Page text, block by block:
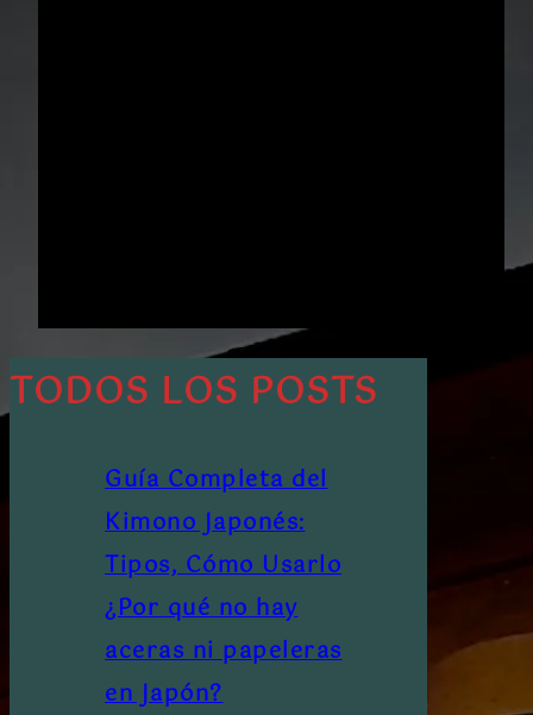
TODOS LOS POSTS
Guía Completa del
Kimono Japonés:
Tipos, Cómo Usarlo
¿Por qué no hay
aceras ni papeleras
en Japón?